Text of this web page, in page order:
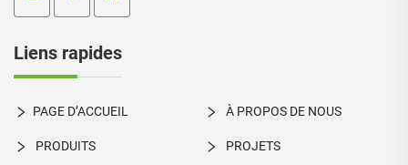
Liens rapides
PAGE D’ACCUEIL À PROPOS DE NOUS
PRODUITS PROJETS